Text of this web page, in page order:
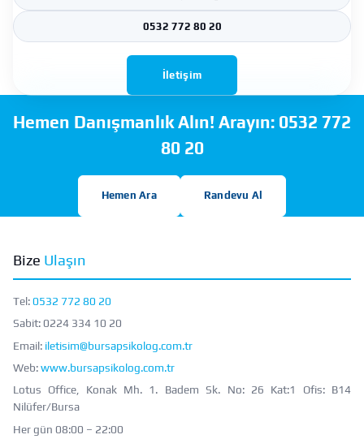
0532 772 80 20
İletişim
Hemen Danışmanlık Alın! Arayın: 0532 772
80 20
Hemen Ara Randevu Al
Bize Ulaşın
Tel:0532 772 80 20
Sabit:0224 334 10 20
Email: iletisim@bursapsikolog.com.tr
Web:www.bursapsikolog.com.tr
Lotus Office, Konak Mh. 1. Badem Sk. No: 26 Kat:1 Ofis: B14
Nilüfer/Bursa
Her gün 08:00 – 22:00